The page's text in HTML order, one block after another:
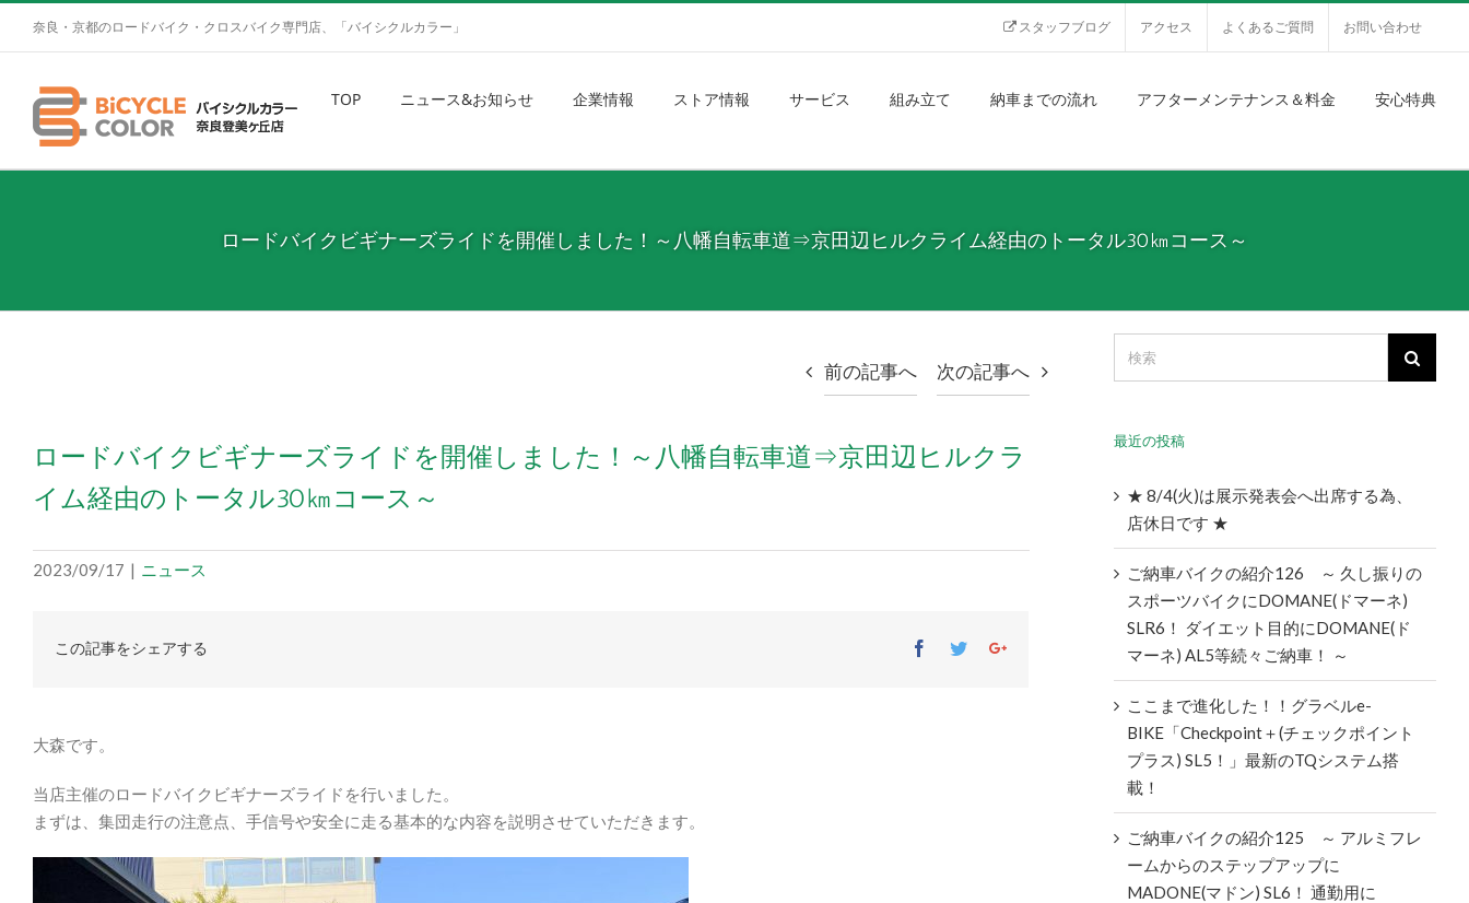
奈良・京都のロードバイク・クロスバイク専門店、「バイシクルカラー」 スタッフブログ アクセス よくあるご質問 お問い合わせ
TOP ニュース&お知らせ 企業情報 ストア情報 サービス 組み立て 納車までの流れ アフターメンテナンス＆料金 安心特典
ロードバイクビギナーズライドを開催しました！～八幡自転車道⇒京田辺ヒルクライム経由のトータル30㎞コース～
前の記事へ 次の記事へ
ロードバイクビギナーズライドを開催しました！～八幡自転車道⇒京田辺ヒルクラ
イム経由のトータル30㎞コース～
2023/09/17 | ニュース
この記事をシェアする Facebook
TwitterGoogle+
大森です。
当店主催のロードバイクビギナーズライドを行いました。
まずは、集団走行の注意点、手信号や安全に走る基本的な内容を説明させていただきます。
最近の投稿
★ 8/4(火)は展示発表会へ出席する為、
店休日です ★
ご納車バイクの紹介126 ～ 久し振りの
スポーツバイクにDOMANE(ドマーネ)
SLR6！ ダイエット目的にDOMANE(ド
マーネ) AL5等続々ご納車！ ～
ここまで進化した！！グラベルe-
BIKE「Checkpoint＋(チェックポイント
プラス) SL5！」最新のTQシステム搭
載！
ご納車バイクの紹介125 ～ アルミフレ
ームからのステップアップに
MADONE(マドン) SL6！ 通勤用に